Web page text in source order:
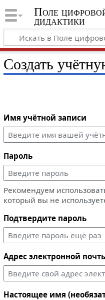
Поле
дидактики
Создать
Имя учётной записи
Пароль
Рекомендуем
который вы не
Подтвердите пароль
Адрес электронной
Настоящее имя